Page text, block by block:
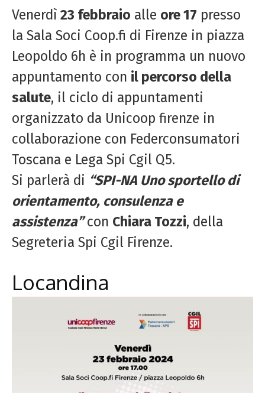
Venerdì 23 febbraio alle ore 17 presso
la Sala Soci Coop.fi di Firenze in piazza
Leopoldo 6h è in programma un nuovo
appuntamento con il percorso della
salute, il ciclo di appuntamenti
organizzato da Unicoop firenze in
collaborazione con Federconsumatori
Toscana e Lega Spi Cgil Q5.
Si parlerà di “SPI-NA Uno sportello di
orientamento, consulenza e
assistenza” con Chiara Tozzi, della
Segreteria Spi Cgil Firenze.
Locandina